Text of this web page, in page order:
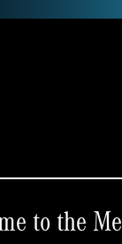
to the